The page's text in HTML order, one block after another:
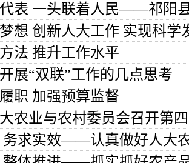
表 一头联着人民——祁阳
纪实
想 创新人大工作 实现科学
法 推升工作水平
展“双联”工作的几点思考
职 加强预算监督
农业与农村委员会召开第
务求实效——认真做好人大